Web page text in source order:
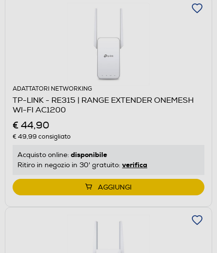
ADATTATORI NETWORKING
TP-LINK - RE315 | RANGE EXTENDER ONEMESH
WI-FI AC1200
€ 44,90
€ 49,99 consigliato
Acquisto online: disponibile
Ritiro in negozio in 30' gratuito: verifica
AGGIUNGI